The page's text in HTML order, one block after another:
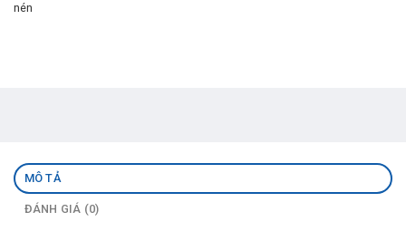
nén
MÔ TẢ
ĐÁNH GIÁ (0)